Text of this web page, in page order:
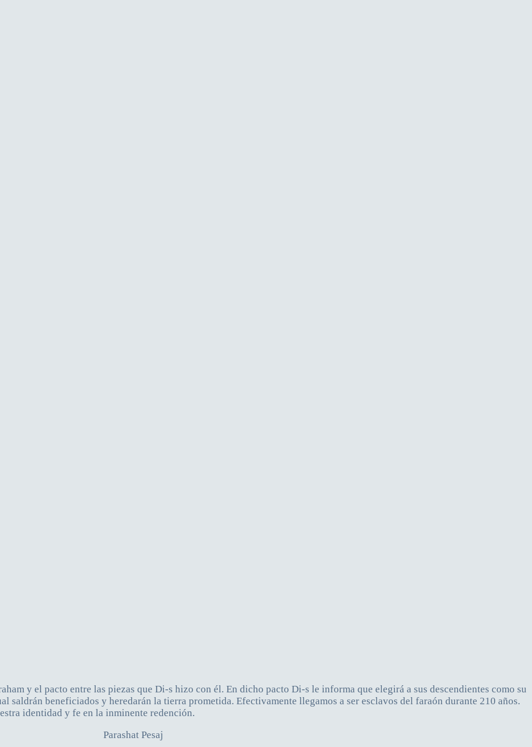
y el pacto entre las piezas que Di-s hizo con él. En dicho pacto Di-s le informa que elegirá a sus descendientes como su
saldrán beneficiados y heredarán la tierra prometida. Efectivamente llegamos a ser esclavos del faraón durante 210 años.
identidad y fe en la inminente redención.
Parashat Pesaj